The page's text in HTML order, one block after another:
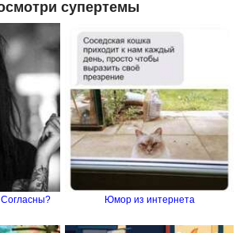
супертемы
Согласны? Юмор из интернета